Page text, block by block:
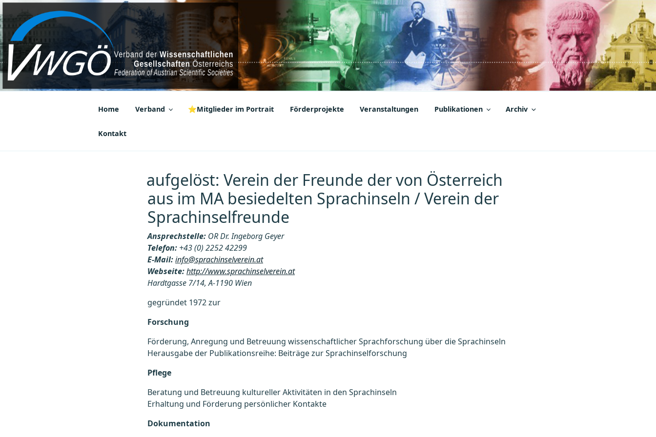
Zum
Inhalt
springen
VWGÖ
Federation of Austrian Scientific Societies
Home Verband ⭐Mitglieder im Portrait Förderprojekte Veranstaltungen Publikationen Archiv
Kontakt
aufgelöst: Verein der Freunde der von Österreich
aus im MA besiedelten Sprachinseln / Verein der
Sprachinselfreunde
Ansprechstelle: OR Dr. Ingeborg Geyer
Telefon: +43 (0) 2252 42299
E-Mail:info@sprachinselverein.at
Webseite:http://www.sprachinselverein.at
Hardtgasse 7/14, A-1190 Wien
gegründet 1972 zur
Forschung
Förderung, Anregung und Betreuung wissenschaftlicher Sprachforschung über die Sprachinseln
Herausgabe der Publikationsreihe: Beiträge zur Sprachinselforschung
Pflege
Beratung und Betreuung kultureller Aktivitäten in den Sprachinseln
Erhaltung und Förderung persönlicher Kontakte
Dokumentation